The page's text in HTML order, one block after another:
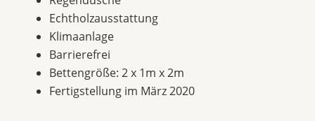
Echtholzausstattung
Klimaanlage
Barrierefrei
Bettengröße: 2 x 1m x 2m
Fertigstellung im März 2020